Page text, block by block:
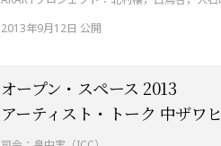
2013年9月12日 公開
オープン・スペース 2013
アーティスト・トーク 中ザワ